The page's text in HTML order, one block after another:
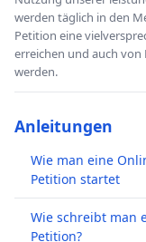
„1:1-Ersatz der
gefordert“, htr
"Das
Beschwerden
zwei
Grundlage für
Rigi-Kaltbad
Zeitung Vitznau,
"'Keine
werden täglich in den
Petition eine
erreichen und auch
werden.
Anleitungen
Wie man eine
Petition startet
Wie schreibt man
Petition?